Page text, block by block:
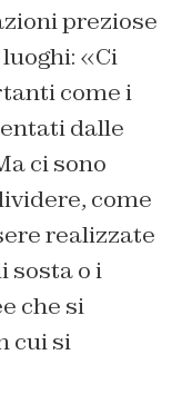
preziose
«Ci
come i
dalle
ci sono
come
realizzate
sosta o i
che si
cui si